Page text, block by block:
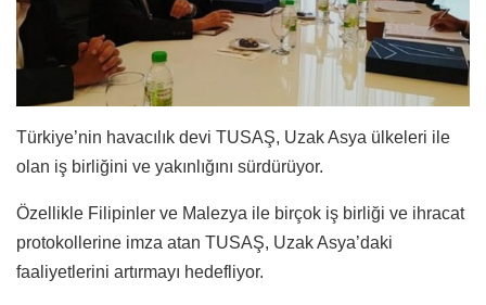
Türkiye’nin havacılık devi TUSAŞ, Uzak Asya ülkeleri ile
olan iş birliğini ve yakınlığını sürdürüyor.
Özellikle Filipinler ve Malezya ile birçok iş birliği ve ihracat
protokollerine imza atan TUSAŞ, Uzak Asya’daki
faaliyetlerini artırmayı hedefliyor.